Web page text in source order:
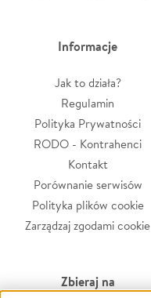
Informacje
Jak to działa?
Regulamin
Polityka Prywatności
RODO - Kontrahenci
Kontakt
Porównanie serwisów
Polityka plików cookie
Zarządzaj zgodami cookie
Zbieraj na